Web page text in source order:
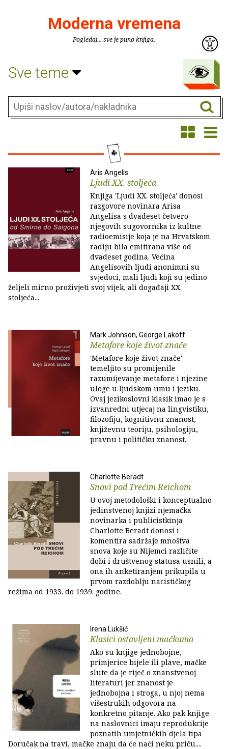
Moderna vremena
Pogledaj... sve je puno knjiga.
Sve teme
Aris Angelis
Ljudi XX. stoljeća
Knjiga 'Ljudi XX. stoljeća' donosi
razgovore novinara Arisa
Angelisa s dvadeset četvero
njegovih sugovornika iz kultne
radioemisije koja je na Hrvatskom
radiju bila emitirana više od
dvadeset godina. Većina
Angelisovih ljudi anonimni su
svjedoci, mali ljudi koji su jedino
željeli mirno proživjeti svoj vijek, ali događaji XX.
stoljeća...
Mark Johnson, George Lakoff
Metafore koje život znače
'Metafore koje život znače'
temeljito su promijenile
razumijevanje metafore i njezine
uloge u ljudskom umu i jeziku.
Ovaj jezikoslovni klasik imao je s
izvanredni utjecaj na lingvistiku,
filozofiju, kognitivnu znanost,
književnu teoriju, psihologiju,
pravnu i političku znanost.
Charlotte Beradt
Snovi pod Trećim Reichom
U ovoj metodološki i konceptualno
jedinstvenoj knjizi njemačka
novinarka i publicistkinja
Charlotte Beradt donosi i
komentira sadržaje mnoštva
snova koje su Nijemci različite
dobi i društvenog statusa usnili, a
ona ih anketiranjem prikupila u
prvom razdoblju nacističkog
režima od 1933. do 1939. godine.
Irena Lukšić
Klasici ostavljeni mačkama
Ako su knjige jednobojne,
primjerice bijele ili plave, mačke
slute da je riječ o znanstvenoj
literaturi jer znanost je
jednobojna i stroga, u njoj nema
višestrukih odgovora na
konkretno pitanje. Ako pak knjige
na naslovnici imaju reprodukcije
poznatih umjetničkih djela tipa
Doručak na travi, mačke znaju da će naći neku priču....